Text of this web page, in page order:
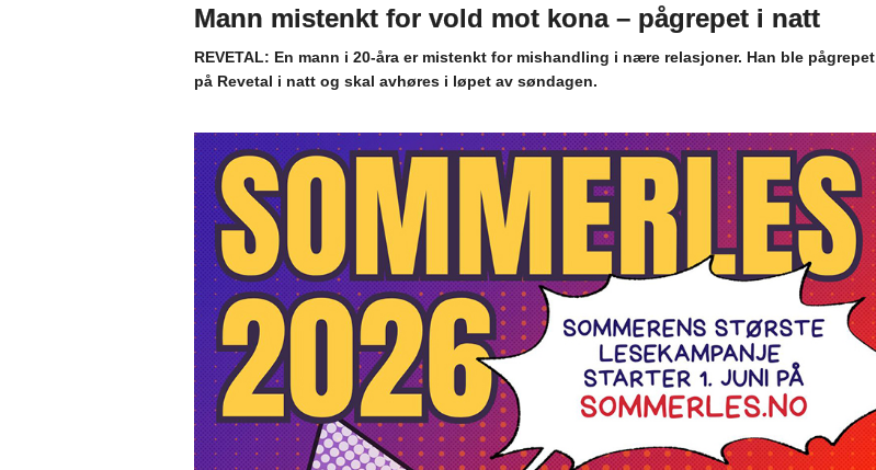
Mann mistenkt for vold mot kona – pågrepet i natt
REVETAL: En mann i 20-åra er mistenkt for mishandling i nære relasjoner. Han ble pågrepet
på Revetal i natt og skal avhøres i løpet av søndagen.